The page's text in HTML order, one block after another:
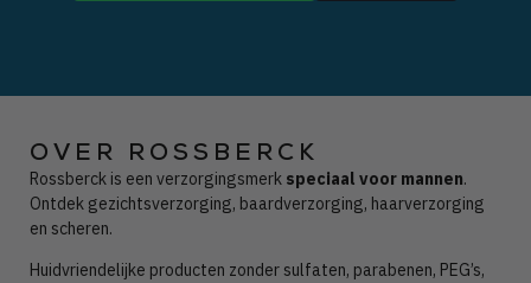
OVER ROSSBERCK
Rossberck is een verzorgingsmerk speciaal voor mannen.
Ontdek gezichtsverzorging, baardverzorging, haarverzorging
en scheren.
Huidvriendelijke producten zonder sulfaten, parabenen, PEG’s,